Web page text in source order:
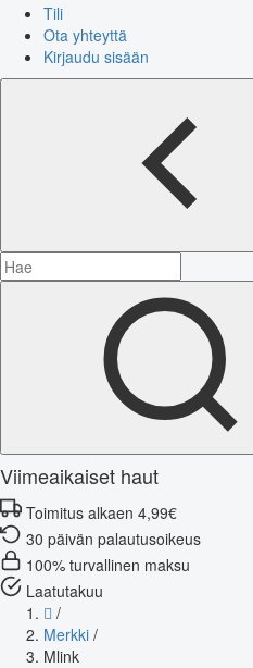
Tili
Ota yhteyttä
Kirjaudu sisään
Viimeaikaiset haut
Toimitus alkaen 4,99€
30 päivän palautusoikeus
100% turvallinen maksu
Laatutakuu
/
Merkki /
Mlink